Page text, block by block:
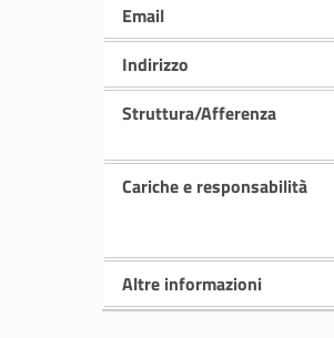
Email
Indirizzo
Struttura/Afferenza
Cariche e responsabilità
Altre informazioni